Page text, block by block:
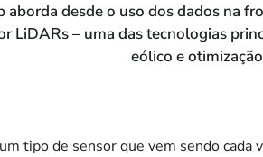
aborda desde o uso dos dados na
LiDARs – uma das tecnologias
eólico e
tipo de sensor que vem sendo